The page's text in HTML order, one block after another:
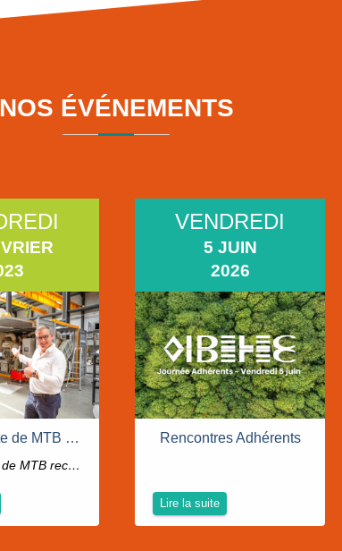
NOS ÉVÉNEMENTS
Visite du site de MTB (Recycleur et fabricant, un modèle unique pour une économie circulaire)
Visite du site de MTB recycling à Trept (38) - rencontre avec les dirigeants
VENDREDI
5 JUIN
2026
Rencontres Adhérents
Lire la suite